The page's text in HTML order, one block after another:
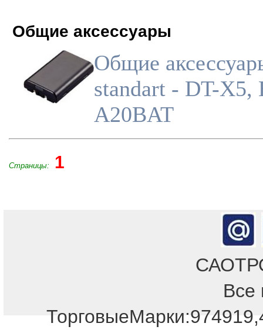
Общие аксессуары
Общие
standart - DT-X5,
A20BAT
Страницы: 1
Все